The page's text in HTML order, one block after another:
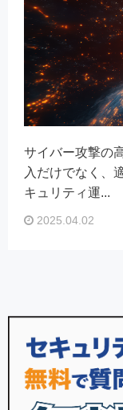
サイバー攻撃の
入だけでなく、
キュリティ運...
2025.04.02